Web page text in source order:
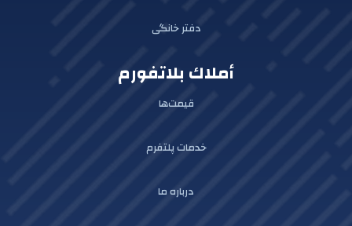
دفتر خانگی
أملاك بلاتفورم
قیمت‌ها
خدمات پلتفرم
درباره ما